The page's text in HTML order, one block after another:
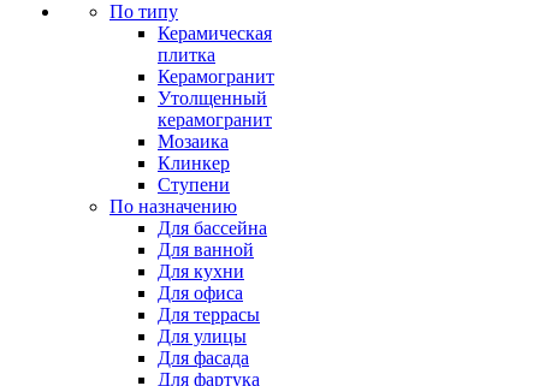
По типу
Керамическая
плитка
Керамогранит
Утолщенный
керамогранит
Мозаика
Клинкер
Ступени
По назначению
Для бассейна
Для ванной
Для кухни
Для офиса
Для террасы
Для улицы
Для фасада
Для фартука